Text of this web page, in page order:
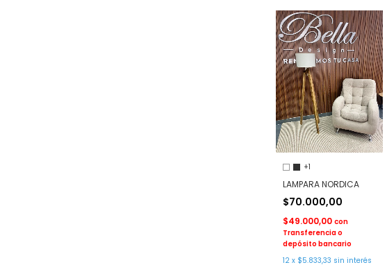
+1
LAMPARA NORDICA
$70.000,00
$49.000,00 con
Transferencia o
depósito bancario
12 x $5.833,33 sin interés